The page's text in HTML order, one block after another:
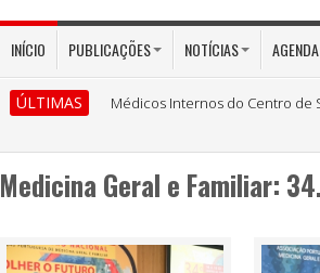
INÍCIO PUBLICAÇÕES NOTÍCIAS AGENDA
ÚLTIMAS Médicos Internos do Centro de
Medicina Geral e Familiar: